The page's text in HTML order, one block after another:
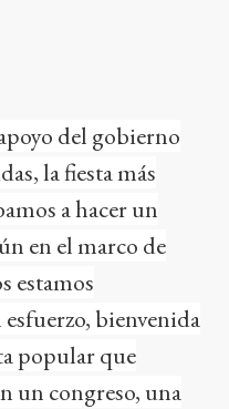
del gobierno
la fiesta más
a hacer un
en el marco de
estamos
bienvenida
popular que
un congreso, una